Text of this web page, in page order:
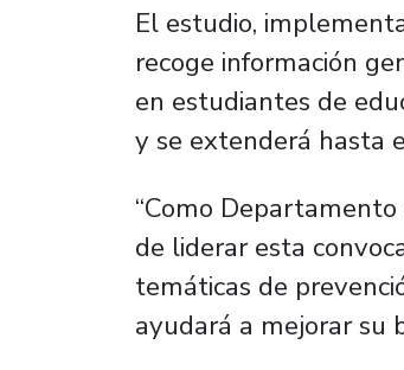
El estudio,
recoge información
en estudiantes de
y se extenderá hasta
“Como
de liderar esta
temáticas de
ayudará a mejorar su